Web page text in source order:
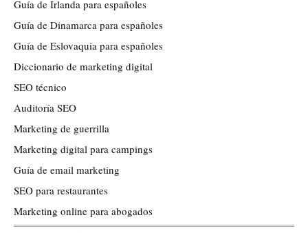
Guía de Irlanda para españoles
Guía de Dinamarca para españoles
Guía de Eslovaquia para españoles
Diccionario de marketing digital
SEO técnico
Auditoría SEO
Marketing de guerrilla
Marketing digital para campings
Guía de email marketing
SEO para restaurantes
Marketing online para abogados